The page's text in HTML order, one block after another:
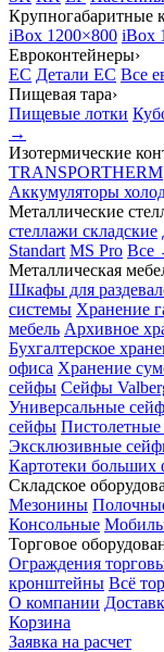
Крупногабаритные
iBox 1200×800 iBox
Евроконтейнеры›
EC Детали EC Все
Пищевая тара›
Пищевые лотки
→
Изотермические
TRANSPORTHERM
Аккумуляторы
Металлические
стеллажи складские
Standart MS Pro Все
Металлическая
Шкафы для
системы Хранение
мебель Архивное
Бухгалтерское
офиса Хранение
сейфы Сейфы
Универсальные
сейфы
Эксклюзивные
Картотеки больших
Складское
Мезонины
Консольные
Торговое
Ограждения
кронштейны Всё
О компании
Корзина
Заявка на расчет